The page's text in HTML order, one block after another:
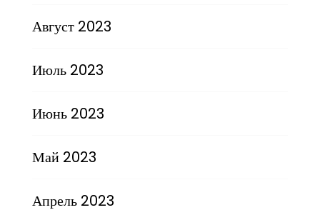
Август 2023
Июль 2023
Июнь 2023
Май 2023
Апрель 2023